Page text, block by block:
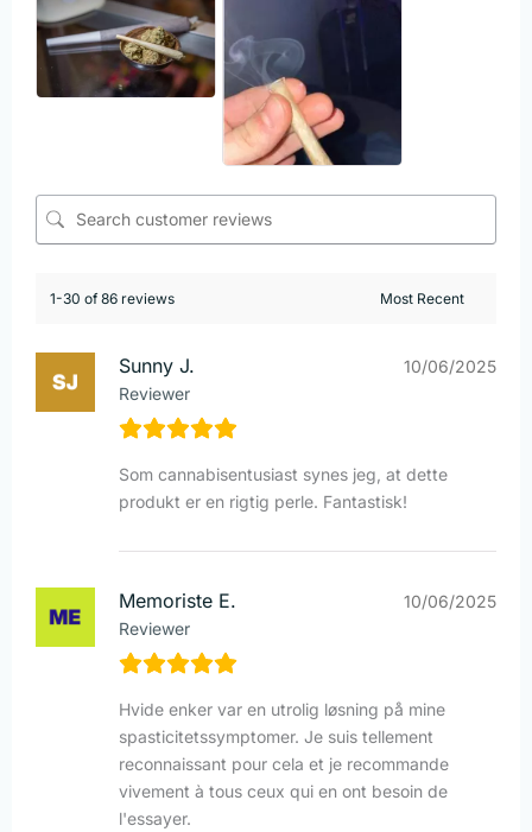
1-30 of 86 reviews
Sunny J.
Reviewer
10/06/2025
Som cannabisentusiast synes jeg, at dette
produkt er en rigtig perle. Fantastisk!
Memoriste E.
Reviewer
10/06/2025
Hvide enker var en utrolig løsning på mine
spasticitetssymptomer. Je suis tellement
reconnaissant pour cela et je recommande
vivement à tous ceux qui en ont besoin de
l'essayer.